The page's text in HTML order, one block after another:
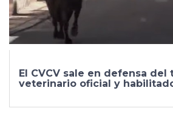
El CVCV sale en defensa del
veterinario oficial y